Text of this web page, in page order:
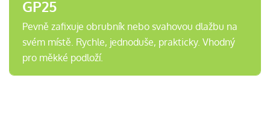
GP25
Pevně zafixuje obrubník nebo svahovou dlažbu na
svém místě. Rychle, jednoduše, prakticky. Vhodný
pro měkké podloží.